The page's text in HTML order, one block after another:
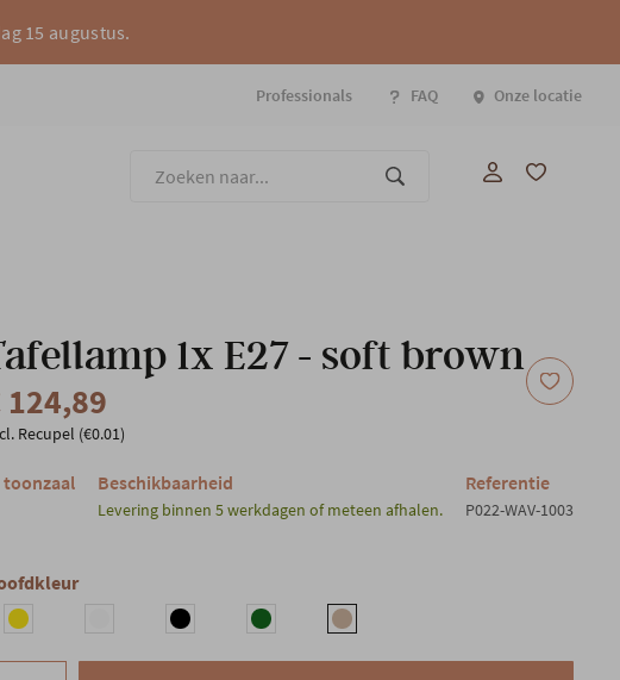
15 augustus.
Professionals FAQ Onze locatie
1x E27 - soft brown
124,89
Recupel (€0.01)
toonzaal Beschikbaarheid
Levering binnen 5 werkdagen of meteen afhalen.
Referentie
P022-WAV-1003